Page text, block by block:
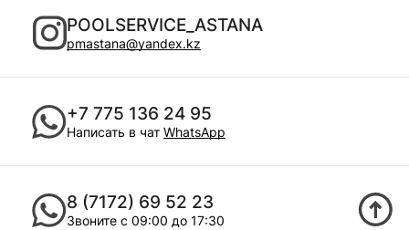
POOLSERVICE_ASTANA
pmastana@yandex.kz
+7 775 136 24 95
Написать в чат WhatsApp
8 (7172) 69 52 23
Звоните с 09:00 до 17:30